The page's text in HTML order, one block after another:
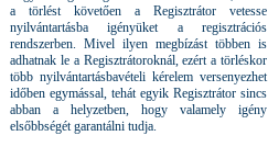
a törlést követően a Regisztrátor vetesse
nyilvántartásba igényüket a regisztrációs
rendszerben. Mivel ilyen megbízást többen is
adhatnak le a Regisztrátoroknál, ezért a törléskor
több nyilvántartásbavételi kérelem versenyezhet
időben egymással, tehát egyik Regisztrátor sincs
abban a helyzetben, hogy valamely igény
elsőbbségét garantálni tudja.